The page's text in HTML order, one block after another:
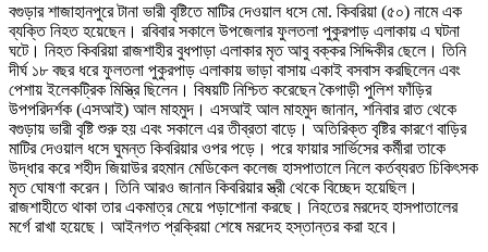
বগুড়ার শাজাহানপুরে টানা ভারী বৃষ্টিতে মাটির দেওয়াল ধসে মো. কিবরিয়া (৫০) নামে এক
ব্যক্তি নিহত হয়েছেন। রবিবার সকালে উপজেলার ফুলতলা পুকুরপাড় এলাকায় এ ঘটনা
ঘটে। নিহত কিবরিয়া রাজশাহীর বুধপাড়া এলাকার মৃত আবু বক্কর সিদ্দিকীর ছেলে। তিনি
দীর্ঘ ১৮ বছর ধরে ফুলতলা পুকুরপাড় এলাকায় ভাড়া বাসায় একাই বসবাস করছিলেন এবং
পেশায় ইলেকট্রিক মিস্ত্রি ছিলেন। বিষয়টি নিশ্চিত করেছেন কৈগাড়ী পুলিশ ফাঁড়ির
উপপরিদর্শক (এসআই) আল মাহমুদ। এসআই আল মাহমুদ জানান, শনিবার রাত থেকে
বগুড়ায় ভারী বৃষ্টি শুরু হয় এবং সকালে এর তীব্রতা বাড়ে। অতিরিক্ত বৃষ্টির কারণে বাড়ির
মাটির দেওয়াল ধসে ঘুমন্ত কিবরিয়ার ওপর পড়ে। পরে ফায়ার সার্ভিসের কর্মীরা তাকে
উদ্ধার করে শহীদ জিয়াউর রহমান মেডিকেল কলেজ হাসপাতালে নিলে কর্তব্যরত চিকিৎসক
মৃত ঘোষণা করেন। তিনি আরও জানান কিবরিয়ার স্ত্রী থেকে বিচ্ছেদ হয়েছিল।
রাজশাহীতে থাকা তার একমাত্র মেয়ে পড়াশোনা করছে। নিহতের মরদেহ হাসপাতালের
মর্গে রাখা হয়েছে। আইনগত প্রক্রিয়া শেষে মরদেহ হস্তান্তর করা হবে।